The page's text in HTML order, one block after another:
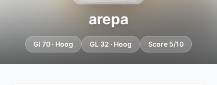
arepa
GI 70 · Hoog GL 32 · Hoog Score 5/10